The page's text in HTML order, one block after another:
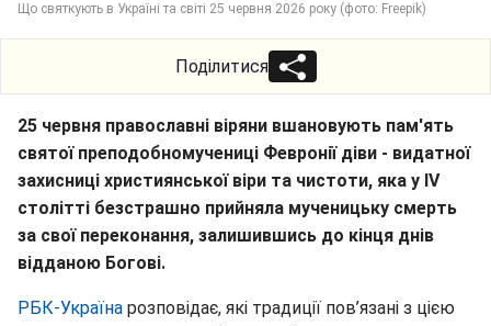
Що святкують в Україні та світі 25 червня 2026 року (фото: Freepik)
Поділитися
25 червня православні віряни вшановують пам'ять
святої преподобномучениці Февронії діви - видатної
захисниці християнської віри та чистоти, яка у IV
столітті безстрашно прийняла мученицьку смерть
за свої переконання, залишившись до кінця днів
відданою Богові.
РБК-Україна розповідає, які традиції пов’язані з цією